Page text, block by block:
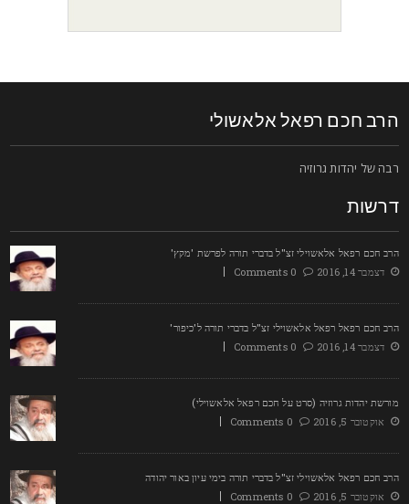
חכם רפאל אלאשולי
של יהדות גרוזיה
חכם רפאל אלאשוילי זצ"ל בדברי תורה לפרשת 'מקץ'
דצמבר 14, 2016
0 Comments
חכם רפאל רפאל אלאשוילי זצ"ל בדברי תורה ל'כיפור'
דצמבר 14, 2016
0 Comments
יהדות גרוזיה (סרט על חכם רפאל אלאשוילי)
אוקטובר 5, 2016
0 Comments
חכם רפאל אלאשוילי זצ"ל בדברי תורה בימי עיון באור יהודה
אוקטובר 5, 2016
0 Comments